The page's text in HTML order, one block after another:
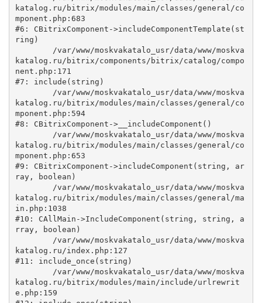
katalog.ru/bitrix/modules/main/classes/general/co
mponent.php:683
#6: CBitrixComponent->includeComponentTemplate(st
ring)
katalog.ru/bitrix/components/bitrix/catalog/compo
nent.php:171
#7: include(string)
katalog.ru/bitrix/modules/main/classes/general/co
mponent.php:594
#8: CBitrixComponent->__includeComponent()
katalog.ru/bitrix/modules/main/classes/general/co
mponent.php:653
#9: CBitrixComponent->includeComponent(string, ar
ray, boolean)
katalog.ru/bitrix/modules/main/classes/general/ma
in.php:1038
#10: CAllMain->IncludeComponent(string, string, a
rray, boolean)
katalog.ru/index.php:127
#11: include_once(string)
katalog.ru/bitrix/modules/main/include/urlrewrit
e.php:159